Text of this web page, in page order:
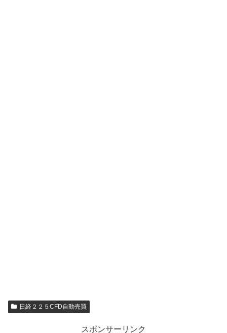
日経２２５CFD自動売買
スポンサーリンク